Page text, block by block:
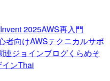
2025AWS再入門
者向けAWSテクニカルサポ
連ジョインブログくらめそ
ンThai